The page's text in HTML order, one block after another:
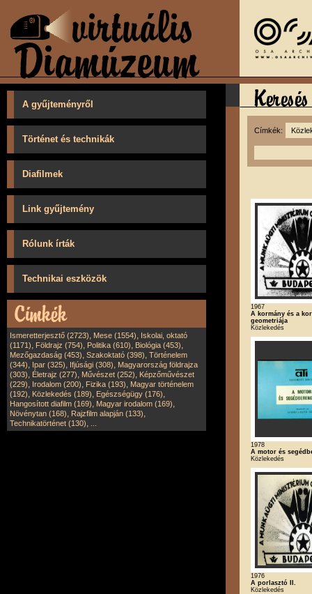
A gyűjteményről
Történet és technikák
Diafilmek
Link gyűjtemény
Rólunk írták
Technikai eszközök
Ismeretterjesztő (2723), Mese (1554), Iskolai, oktató
(1171), Földrajz (754), Politika (610), Biológia (453),
Mezőgazdaság (453), Szakoktató (398), Történelem
(344), Ipar (325), Ifjúsági (308), Magyarország földrajza
(303), Életrajz (277), Művészet (252), Képzőművészet
(229), Irodalom (200), Fizika (193), Magyar történelem
(192), Közlekedés (189), Egészségügy (176),
Hangosított diafilm (169), Magyar irodalom (169),
Növénytan (168), Rajzfilm alapján (133),
Technikatörténet (130),
Címkék:
1967
A kormány és a
geometriája
Közlekedés
1978
A motor és
Közlekedés
1976
A porlasztó II.
Közlekedés